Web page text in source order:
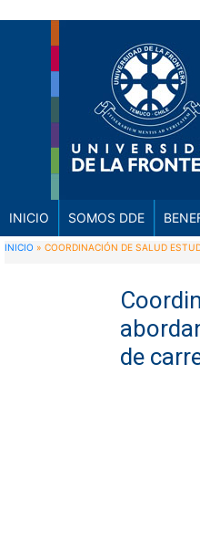
INICIO SOMOS DDE
INICIO » COORDINACIÓN DE SALUD
de